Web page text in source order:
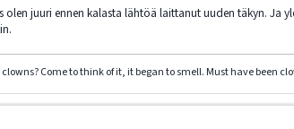
juuri ennen kalasta lähtöä laittanut uuden täkyn. Ja
Come to think of it, it began to smell. Must have been